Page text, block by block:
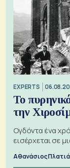
EXPERTS
Το
την
Ογδόντα ένα
εισέρχεται σε
Αθανάσιος